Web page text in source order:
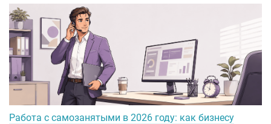
Работа с самозанятыми в 2026 году: как бизнесу